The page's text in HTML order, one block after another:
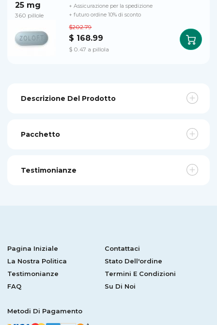
25 mg
360 pillole
$202.79
$ 168.99
$ 0.47 a pillola
+ Assicurazione per la spedizione
+ futuro ordine 10% di sconto
Descrizione Del Prodotto
Pacchetto
Testimonianze
Pagina Iniziale
Contattaci
La Nostra Politica
Stato Dell'ordine
Testimonianze
Termini E Condizioni
FAQ
Su Di Noi
Metodi Di Pagamento